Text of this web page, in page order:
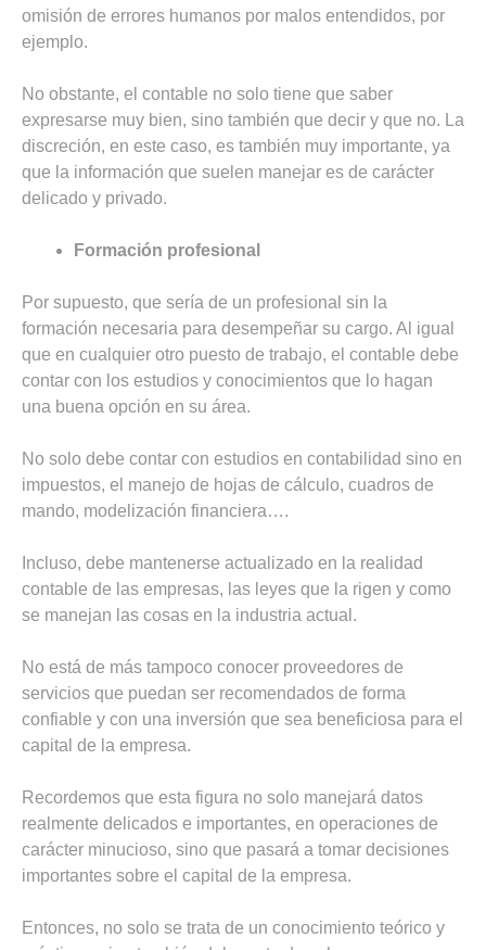
omisión de errores humanos por malos entendidos, por
ejemplo.
No obstante, el contable no solo tiene que saber
expresarse muy bien, sino también que decir y que no. La
discreción, en este caso, es también muy importante, ya
que la información que suelen manejar es de carácter
delicado y privado.
Formación profesional
Por supuesto, que sería de un profesional sin la
formación necesaria para desempeñar su cargo. Al igual
que en cualquier otro puesto de trabajo, el contable debe
contar con los estudios y conocimientos que lo hagan
una buena opción en su área.
No solo debe contar con estudios en contabilidad sino en
impuestos, el manejo de hojas de cálculo, cuadros de
mando, modelización financiera….
Incluso, debe mantenerse actualizado en la realidad
contable de las empresas, las leyes que la rigen y como
se manejan las cosas en la industria actual.
No está de más tampoco conocer proveedores de
servicios que puedan ser recomendados de forma
confiable y con una inversión que sea beneficiosa para el
capital de la empresa.
Recordemos que esta figura no solo manejará datos
realmente delicados e importantes, en operaciones de
carácter minucioso, sino que pasará a tomar decisiones
importantes sobre el capital de la empresa.
Entonces, no solo se trata de un conocimiento teórico y